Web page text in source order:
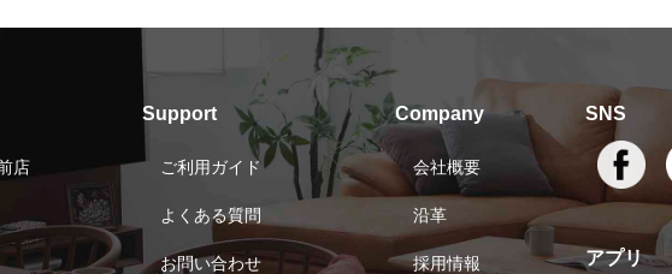
店
Support
ご利用ガイド
よくある質問
お問い合わせ
Company
会社概要
沿革
採用情報
SNS
アプリ